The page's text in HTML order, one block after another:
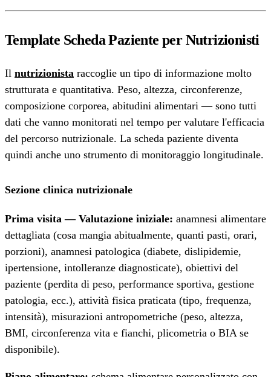
Template Scheda Paziente per Nutrizionisti
Il nutrizionista raccoglie un tipo di informazione molto
strutturata e quantitativa. Peso, altezza, circonferenze,
composizione corporea, abitudini alimentari — sono tutti
dati che vanno monitorati nel tempo per valutare l'efficacia
del percorso nutrizionale. La scheda paziente diventa
quindi anche uno strumento di monitoraggio longitudinale.
Sezione clinica nutrizionale
Prima visita — Valutazione iniziale: anamnesi alimentare
dettagliata (cosa mangia abitualmente, quanti pasti, orari,
porzioni), anamnesi patologica (diabete, dislipidemie,
ipertensione, intolleranze diagnosticate), obiettivi del
paziente (perdita di peso, performance sportiva, gestione
patologia, ecc.), attività fisica praticata (tipo, frequenza,
intensità), misurazioni antropometriche (peso, altezza,
BMI, circonferenza vita e fianchi, plicometria o BIA se
disponibile).